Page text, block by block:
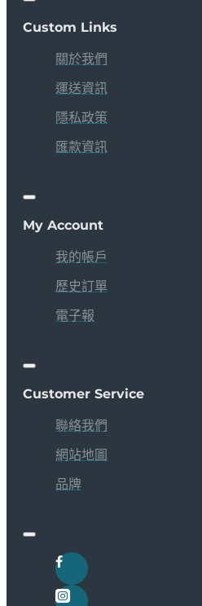
Custom Links
關於我們
運送資訊
隱私政策
匯款資訊
My Account
我的帳戶
歷史訂單
電子報
Customer Service
聯絡我們
網站地圖
品牌